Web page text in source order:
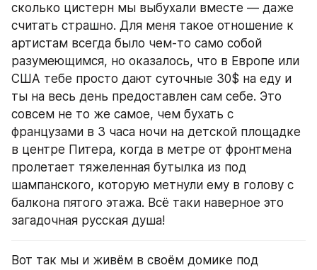
сколько цистерн мы выбухали вместе — даже
считать страшно. Для меня такое отношение к
артистам всегда было чем-то само собой
разумеющимся, но оказалось, что в Европе или
США тебе просто дают суточные 30$ на еду и
ты на весь день предоставлен сам себе. Это
совсем не то же самое, чем бухать с
французами в 3 часа ночи на детской площадке
в центре Питера, когда в метре от фронтмена
пролетает тяжеленная бутылка из под
шампанского, которую метнули ему в голову с
балкона пятого этажа. Всё таки наверное это
загадочная русская душа!
Вот так мы и живём в своём домике под